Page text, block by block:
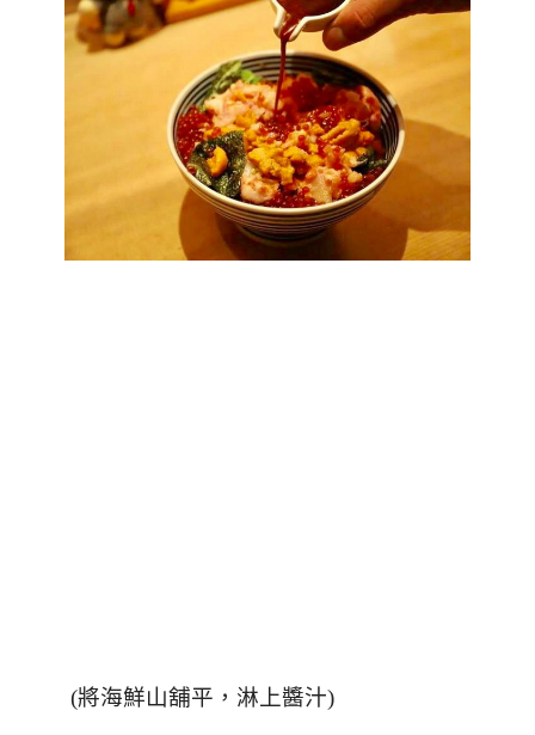
(將海鮮山舖平，淋上醬汁)